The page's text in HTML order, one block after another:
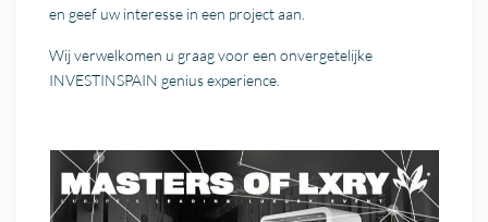
en geef uw interesse in een project aan.
Wij verwelkomen u graag voor een onvergetelijke
INVESTINSPAIN genius experience.